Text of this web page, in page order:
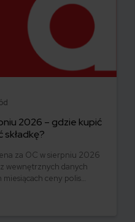
2026 – gdzie kupić
składkę?
za OC w sierpniu 2026
wewnętrznych danych
ceny polis
Jedni płacą zaledwie